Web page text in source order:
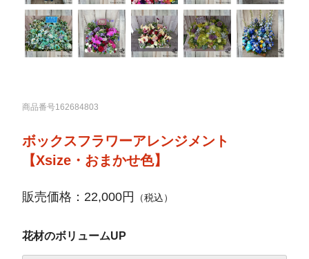
商品番号162684803
ボックスフラワーアレンジメント
【Xsize・おまかせ色】
販売価格：22,000円 （税込）
花材のボリュームUP